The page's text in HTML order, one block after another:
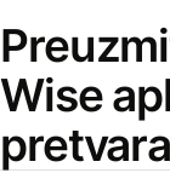
Wise